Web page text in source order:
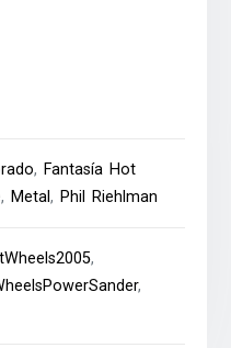
, Fantasía Hot
, Metal, Phil Riehlman
,
,